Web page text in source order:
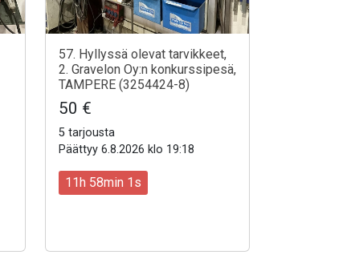
57. Hyllyssä olevat tarvikkeet,
2. Gravelon Oy:n konkurssipesä,
TAMPERE (3254424-8)
50 €
5 tarjousta
Päättyy 6.8.2026 klo 19:18
11h 57min 59s